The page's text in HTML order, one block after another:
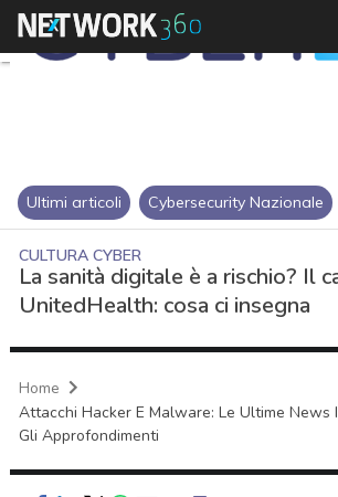
Ultimi articoli Cybersecurity Nazionale
CULTURA CYBER
La sanità digitale è a rischio? Il
UnitedHealth: cosa ci insegna
Home
Attacchi Hacker E Malware: Le Ultime News
Gli Approfondimenti